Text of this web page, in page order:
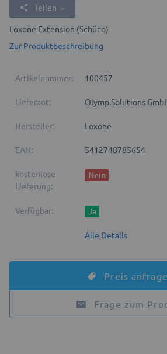
Teilen
Loxone Extension (Schüco)
Zur Produktbeschreibung
Artikelnummer: 100457
Lieferant: Olymp.Solutions
Hersteller: Loxone
EAN: 5412748785654
kostenlose
Lieferung:
Nein
Verfügbar: Ja
Alle Details
Preis
Frage zum